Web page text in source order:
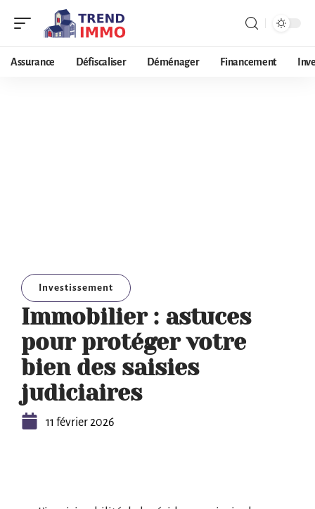
Assurance Défiscaliser Déménager Financement
Investissement
Immobilier : astuces
pour protéger votre
bien des saisies
judiciaires
11 février 2026